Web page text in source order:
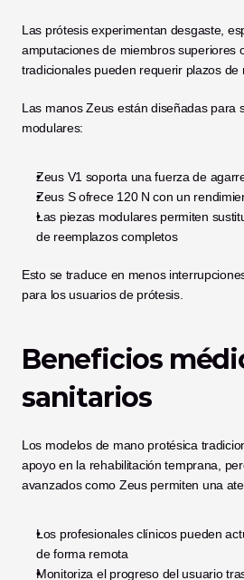
Las prótesis experimentan desgaste,
amputaciones de miembros superiores
tradicionales pueden requerir plazos de
Las manos Zeus están diseñadas para
modulares:
Zeus V1 soporta una fuerza de
Zeus S ofrece 120 N con un
Las piezas modulares permiten
de reemplazos completos
Esto se traduce en menos
para los usuarios de prótesis.
Beneficios
sanitarios
Los modelos de mano protésica
apoyo en la rehabilitación temprana,
avanzados como Zeus permiten una
Los profesionales clínicos pueden
de forma remota
Monitoriza el progreso del usuario